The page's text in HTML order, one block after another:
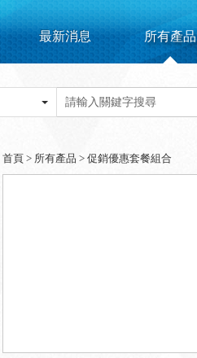
最新消息 所有產品
首頁 > 所有產品 > 促銷優惠套餐組合